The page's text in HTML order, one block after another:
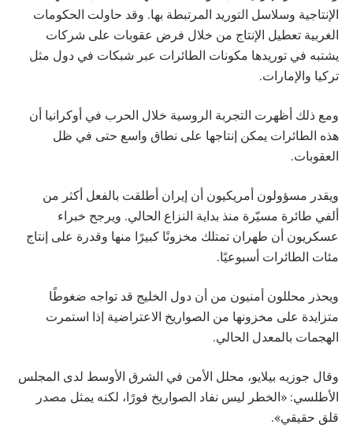
الإنتاجية وسلاسل التوريد المرتبطة بها. وقد حاولت الحكومات
الغربية تعطيل الإنتاج من خلال فرض عقوبات على شركات
يشتبه في توريدها مكونات الطائرات عبر شبكات في دول مثل
تركيا والإمارات.
ومع ذلك أظهرت التجربة الروسية خلال الحرب في أوكرانيا أن
هذه الطائرات يمكن إنتاجها على نطاق واسع حتى في ظل
العقوبات.
ويقدر مسؤولون أمريكيون أن إيران أطلقت بالفعل أكثر من
ألفي طائرة مسيّرة منذ بداية النزاع الحالي. ويرجح خبراء
عسكريون أن طهران تمتلك مخزونًا كبيرًا منها وقدرة على إنتاج
مئات الطائرات أسبوعيًا.
ويحذر محللون أمنيون من أن دول الخليج قد تواجه ضغوطًا
متزايدة على مخزونها من الصواريخ الاعتراضية إذا استمرت
الهجمات بالمعدل الحالي.
وقال جوزيه بيلايو، محلل الأمن في الشرق الأوسط لدى المجلس
الأطلسي: «الخطر ليس نفاد الصواريخ فورًا، لكنه يمثل مصدر
قلق حقيقي».